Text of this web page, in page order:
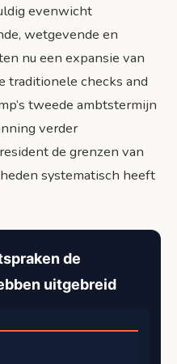
evenwicht
wetgevende en
nu een expansie van
traditionele checks and
tweede ambtstermijn
verder
de grenzen van
systematisch heeft
de
uitgebreid